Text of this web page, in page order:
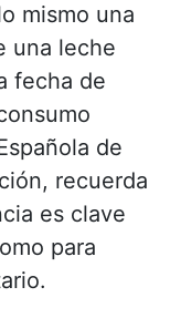
mismo una
una leche
fecha de
de
recuerda
es clave
para